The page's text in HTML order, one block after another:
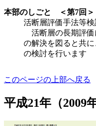
本部のしごと ＜第7回＞
活断層評価手法等
活断層の長期評価
の解決を図ると共
の検討を行います
このページの上部へ戻る
平成21年（2009